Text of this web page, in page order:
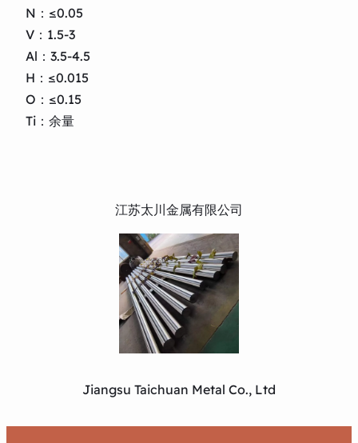
N：≤0.05
V：1.5-3
Al：3.5-4.5
H：≤0.015
O：≤0.15
Ti：余量
江苏太川金属有限公司
Jiangsu Taichuan Metal Co., Ltd